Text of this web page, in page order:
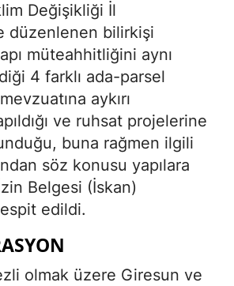
Değişikliği İl
düzenlenen bilirkişi
müteahhitliğini aynı
4 farklı ada-parsel
aykırı
ve ruhsat projelerine
buna rağmen ilgili
söz konusu yapılara
Belgesi (İskan)
edildi.
olmak üzere Giresun ve